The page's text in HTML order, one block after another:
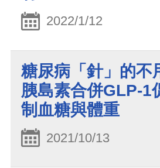
2022/1/12
糖尿病「針」的不
胰島素合併GLP-1
制血糖與體重
2021/10/13